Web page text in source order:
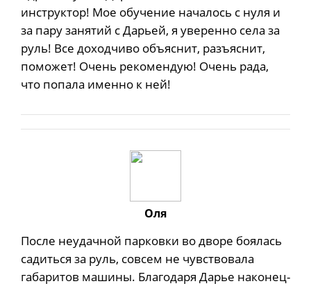
инструктор! Мое обучение началось с нуля и
за пару занятий с Дарьей, я уверенно села за
руль! Все доходчиво объяснит, разъяснит,
поможет! Очень рекомендую! Очень рада,
что попала именно к ней!
Оля
После неудачной парковки во дворе боялась
садиться за руль, совсем не чувствовала
габаритов машины. Благодаря Дарье наконец-